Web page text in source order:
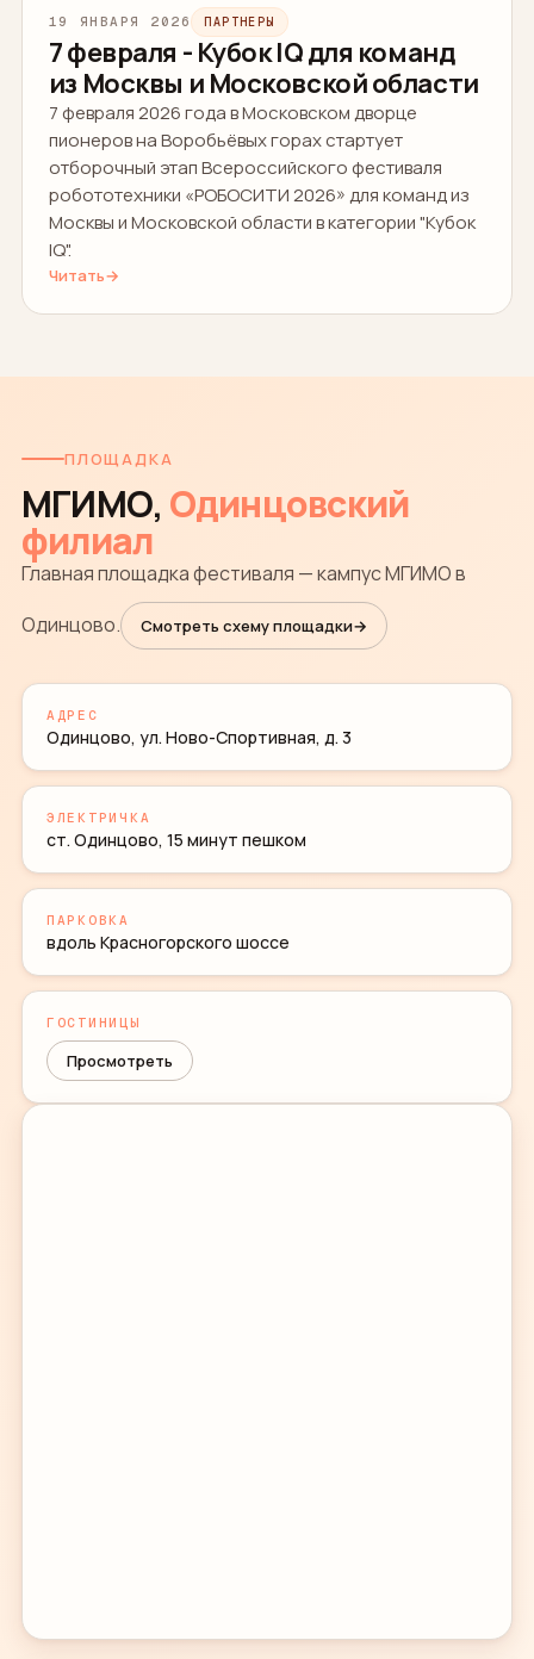
19 ЯНВАРЯ 2026 ПАРТНЕРЫ
7 февраля - Кубок IQ для команд
из Москвы и Московской области
7 февраля 2026 года в Московском дворце
пионеров на Воробьёвых горах стартует
отборочный этап Всероссийского фестиваля
робототехники «РОБОСИТИ 2026» для команд из
Москвы и Московской области в категории "Кубок
IQ".
Читать→
ПЛОЩАДКА
МГИМО, Одинцовский
филиал
Главная площадка фестиваля — кампус МГИМО в
Одинцово.
Смотреть схему площадки→
АДРЕС
Одинцово, ул. Ново-Спортивная, д. 3
ЭЛЕКТРИЧКА
ст. Одинцово, 15 минут пешком
ПАРКОВКА
вдоль Красногорского шоссе
ГОСТИНИЦЫ
Просмотреть